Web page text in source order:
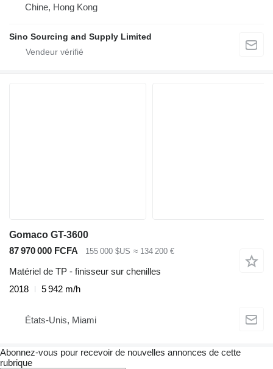
Chine, Hong Kong
Sino Sourcing and Supply Limited
Gomaco GT-3600
87 970 000 FCFA
155 000 $US ≈ 134 200 €
Matériel de TP - finisseur sur chenilles
2018
5 942 m/h
États-Unis, Miami
Abonnez-vous pour recevoir de nouvelles annonces de cette
rubrique